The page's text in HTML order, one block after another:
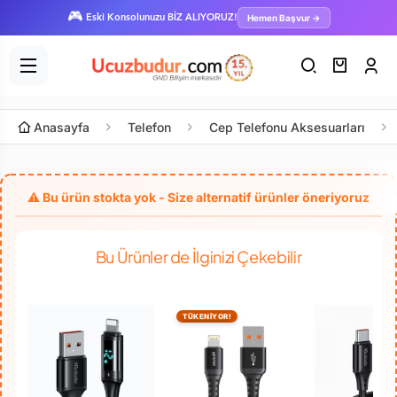
🎮 Eski Konsolunuzu BİZ ALIYORUZ! Hemen Başvur →
Anasayfa Telefon Cep Telefonu Aksesuarları
Bu Ürünler de İlginizi Çekebilir
TÜKENİYOR!